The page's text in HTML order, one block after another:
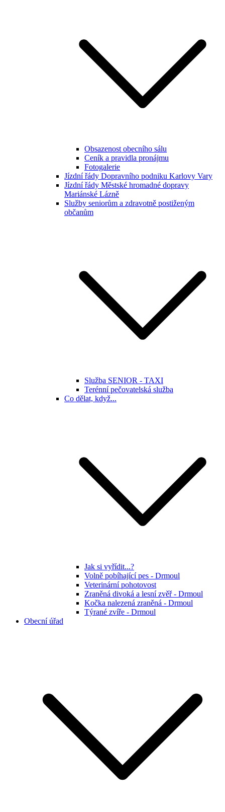
Obsazenost obecního sálu
Ceník a pravidla pronájmu
Fotogalerie
Jízdní řády Dopravního podniku Karlovy Vary
Jízdní řády Městské hromadné dopravy
Mariánské Lázně
Služby seniorům a zdravotně postiženým
občanům
Služba SENIOR - TAXI
Terénní pečovatelská služba
Co dělat, když...
Jak si vyřídit...?
Volně pobíhající pes - Drmoul
Veterinární pohotovost
Zraněná divoká a lesní zvěř - Drmoul
Kočka nalezená zraněná - Drmoul
Týrané zvíře - Drmoul
Obecní úřad